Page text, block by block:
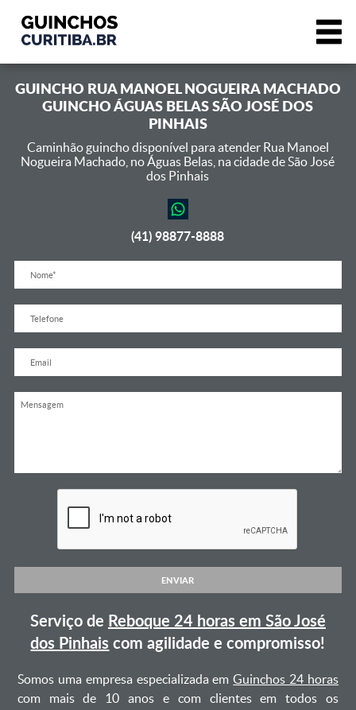
GUINCHO RUA MANOEL NOGUEIRA MACHADO
GUINCHO ÁGUAS BELAS SÃO JOSÉ DOS
PINHAIS
Caminhão guincho disponível para atender Rua Manoel
Nogueira Machado, no Águas Belas, na cidade de São José
dos Pinhais
(41) 98877-8888
ENVIAR
Serviço de Reboque 24 horas em São José
dos Pinhais com agilidade e compromisso!
Somos uma empresa especializada emGuinchos 24 horas
com mais de 10 anos e com clientes em todos os